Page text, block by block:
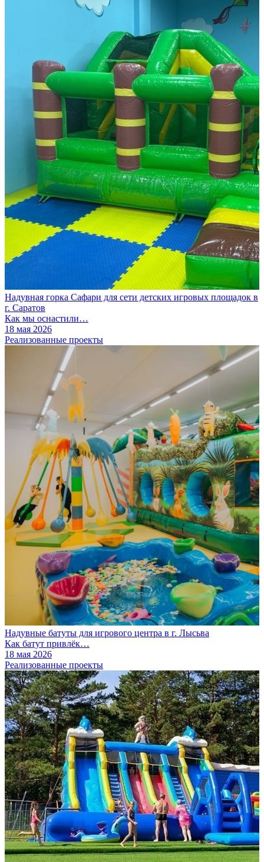
Надувная горка Сафари для сети детских игровых площадок в
г. Саратов
Как мы оснастили…
18 мая 2026
Реализованные проекты
Надувные батуты для игрового центра в г. Лысьва
Как батут привлёк…
18 мая 2026
Реализованные проекты